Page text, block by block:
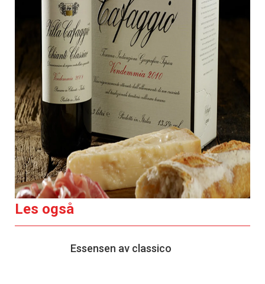
Les også
Essensen av classico